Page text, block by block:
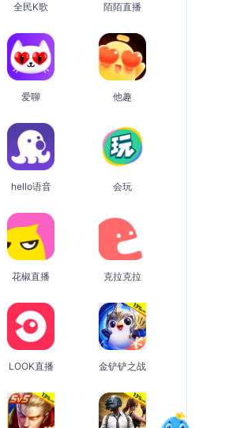
全民K歌 陌陌直播
爱聊 他趣
hello语音 会玩
花椒直播 克拉克拉
LOOK直播 金铲铲之战